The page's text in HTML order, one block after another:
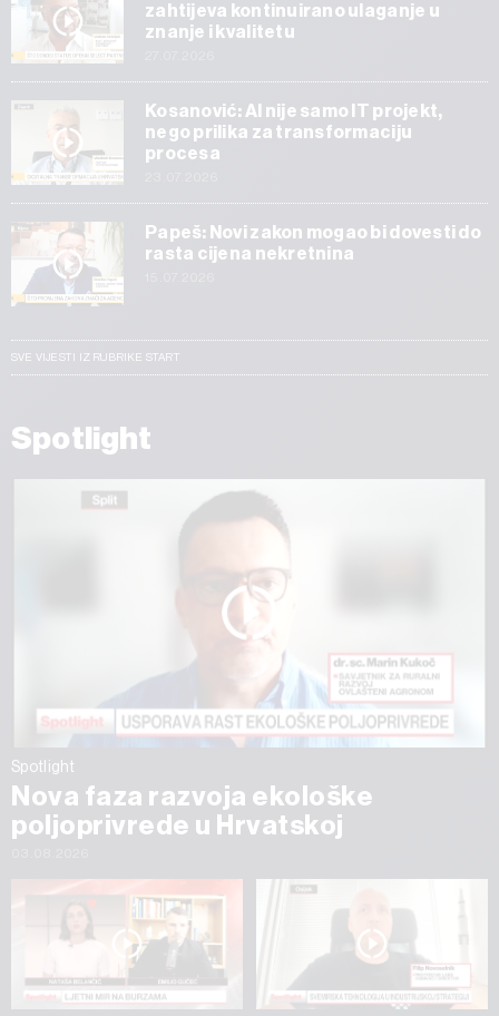
zahtijeva kontinuirano ulaganje u
znanje i kvalitetu
Kosanović: AI nije samo IT projekt,
nego prilika za transformaciju
procesa
Papeš: Novi zakon mogao bi dovesti do
rasta cijena nekretnina
SVE VIJESTI IZ RUBRIKE START
Spotlight
Spotlight
Nova faza razvoja ekološke
poljoprivrede u Hrvatskoj